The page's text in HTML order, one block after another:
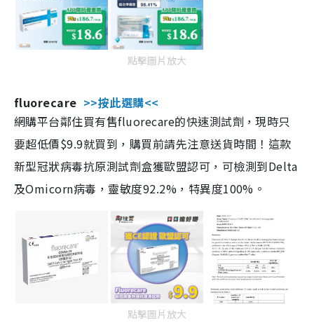
點擊圖片放大
fluorecare >>按此選購<<
網購平台鄰住買有售fluorecare的快速測試劑，現時只
要超低價$9.9就買到，購買前請先注意送貨時間！這款
新型冠狀病毒抗原測試劑盒獲歐盟認可，可檢測到Delta
及Omicorn病毒，靈敏度92.2%，特異度100%。
點擊圖片放大